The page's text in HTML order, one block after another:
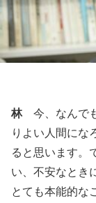
林今、なんでも
りよい人間にな
ると思います。
い、不安なとき
とても本能的な